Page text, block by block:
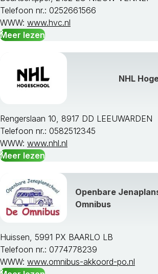
Telefoon nr.: 0252661566
WWW: www.hvc.nl
Meer lezen
NHL
Rengerslaan 10, 8917 DD LEEUWARDEN
Telefoon nr.: 0582512345
WWW: www.nhl.nl
Meer lezen
Openbare
Omnibus
Huissen, 5991 PX BAARLO LB
Telefoon nr.: 0774778239
WWW: www.omnibus-akkoord-po.nl